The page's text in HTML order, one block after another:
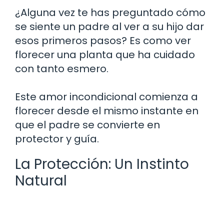
¿Alguna vez te has preguntado cómo
se siente un padre al ver a su hijo dar
esos primeros pasos? Es como ver
florecer una planta que ha cuidado
con tanto esmero.
Este amor incondicional comienza a
florecer desde el mismo instante en
que el padre se convierte en
protector y guía.
La Protección: Un Instinto
Natural